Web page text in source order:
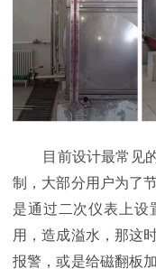
目前设计最常见
制，大部分用户为了
是通过二次仪表上设
用，造成溢水，那这
报警，或是给磁翻板